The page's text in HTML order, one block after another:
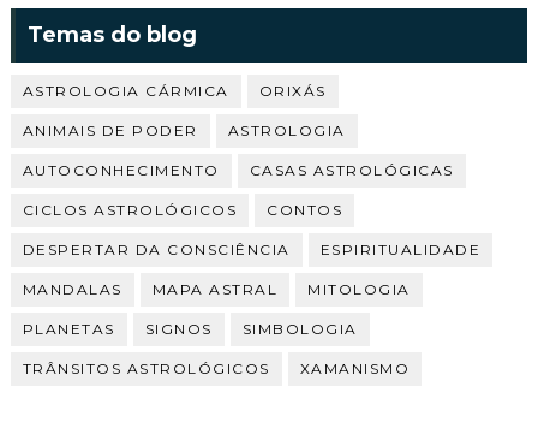
Temas do blog
ASTROLOGIA CÁRMICA ORIXÁS
ANIMAIS DE PODER ASTROLOGIA
AUTOCONHECIMENTO CASAS ASTROLÓGICAS
CICLOS ASTROLÓGICOS CONTOS
DESPERTAR DA CONSCIÊNCIA ESPIRITUALIDADE
MANDALAS MAPA ASTRAL MITOLOGIA
PLANETAS SIGNOS SIMBOLOGIA
TRÂNSITOS ASTROLÓGICOS XAMANISMO